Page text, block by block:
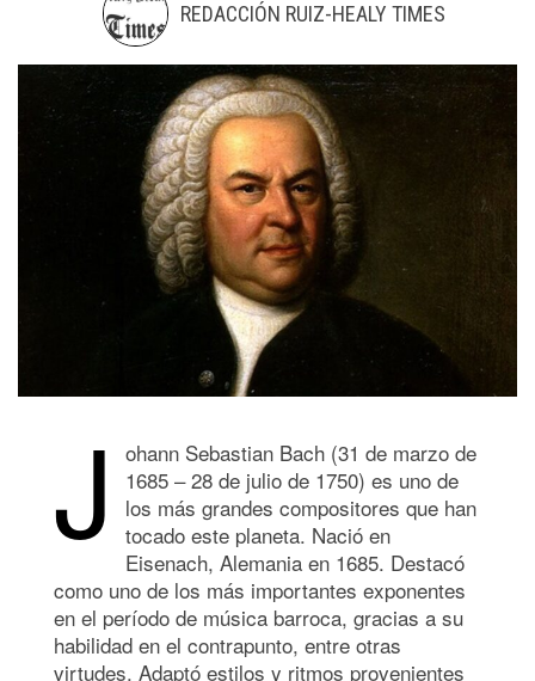
REDACCIÓN RUIZ-HEALY TIMES
J
ohann Sebastian Bach (31 de marzo de
1685 – 28 de julio de 1750) es uno de
los más grandes compositores que han
tocado este planeta. Nació en
Eisenach, Alemania en 1685. Destacó
como uno de los más importantes exponentes
en el período de música barroca, gracias a su
habilidad en el contrapunto, entre otras
virtudes. Adaptó estilos y ritmos provenientes